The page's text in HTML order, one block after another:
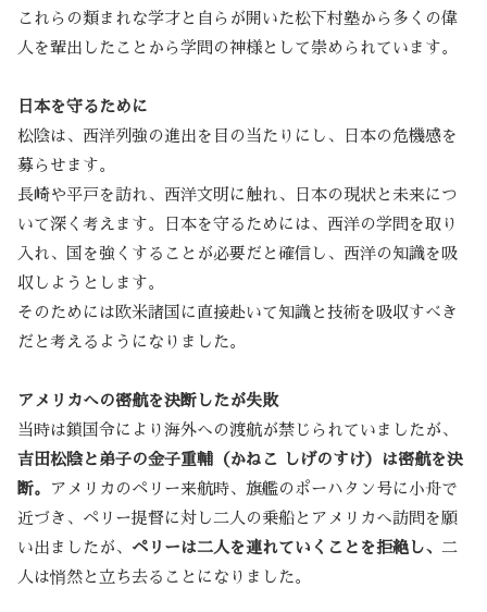
これらの類まれな学才と自らが開いた松下村塾から多くの偉
人を輩出したことから学問の神様として崇められています。
日本を守るために
松陰は、西洋列強の進出を目の当たりにし、日本の危機感を
募らせます。
長崎や平戸を訪れ、西洋文明に触れ、日本の現状と未来につ
いて深く考えます。日本を守るためには、西洋の学問を取り
入れ、国を強くすることが必要だと確信し、西洋の知識を吸
収しようとします。
そのためには欧米諸国に直接赴いて知識と技術を吸収すべき
だと考えるようになりました。
アメリカへの密航を決断したが失敗
当時は鎖国令により海外への渡航が禁じられていましたが、
吉田松陰と弟子の金子重輔（かねこ しげのすけ）は密航を決
断。
アメリカのペリー来航時、旗艦のポーハタン号に小舟で
近づき、ペリー提督に対し二人の乗船とアメリカへ訪問を願
い出ましたが、 ペリーは二人を連れていくことを拒絶し、
二
人は悄然と立ち去ることになりました。